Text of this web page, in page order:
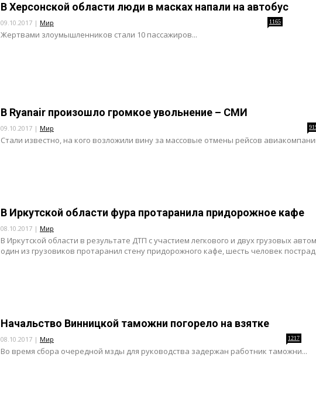
В Херсонской области люди в масках напали на автобус
09.10.2017 | Мир 1165
Жертвами злоумышленников стали 10 пассажиров...
В Ryanair произошло громкое увольнение – СМИ
09.10.2017 | Мир
Стали известно, на кого возложили вину за массовые отмены рейсов
В Иркутской области фура протаранила придорожное кафе
08.10.2017 | Мир
В Иркутской области в результате ДТП с участием легкового и двух грузовых
один из грузовиков протаранил стену придорожного кафе, шесть человек
Начальство Винницкой таможни погорело на взятке
08.10.2017 | Мир 1217
Во время сбора очередной мзды для руководства задержан работник таможни...